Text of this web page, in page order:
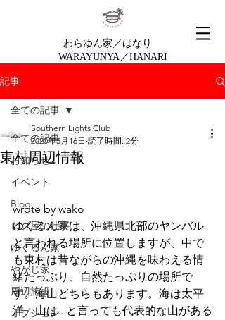
わらゆん家／はなり
WARAYUNYA／HANARI
記事
全ての記事
お知らせ
イベント
Blog
ログ屋の仕事
ゆくるん家
やがじ家
周辺施設
オプション
全ての記事
東村周辺情報
Southern Lights Club
2020年5月16日 読了時間: 2分
wrote by wako
ゆくるん家は、沖縄県北部のヤンバル
と言われる場所に位置しますが、中で
も東村は昔ながらの沖縄を味わえる情
緒たっぷり、自然たっぷりの場所で
す。海山どちらもあります。海は太平
洋、山は...と言っても代表的な山がある